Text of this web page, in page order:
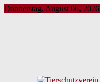
Skip
Donnerstag, August 06, 2026